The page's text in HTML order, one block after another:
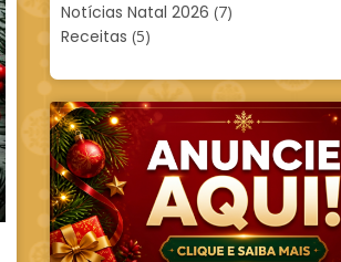
Notícias Natal 2026 (7)
Receitas (5)